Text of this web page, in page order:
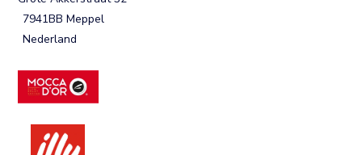
7941BB Meppel
Nederland